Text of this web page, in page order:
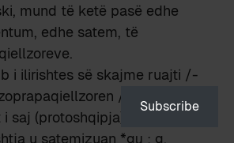
mund të ketë pasë edhe
edhe satem, të
i ilirishtes së skajme ruajti /-
/*gu̯/, kurse
saj (protoshqipja) si dhe
u satemizuan *gu̯ : g.
Subscribe